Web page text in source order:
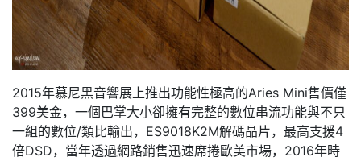
2015年慕尼黑音響展上推出功能性極高的Aries Mini售價僅
399美金，一個巴掌大小卻擁有完整的數位串流功能與不只
一組的數位/類比輸出，ES9018K2M解碼晶片，最高支援4
倍DSD，當年透過網路銷售迅速席捲歐美市場，2016年時